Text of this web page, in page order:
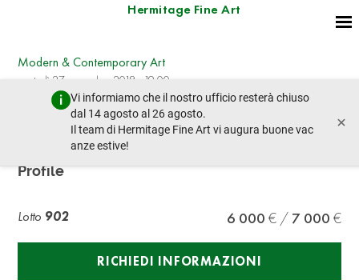
Hermitage Fine Art
Vi informiamo che il nostro ufficio resterà chiuso
dal 14 agosto al 26 agosto.
Il team di Hermitage Fine Art vi augura buone vac
anze estive!
×
Modern & Contemporary Art
martedì 27 novembre 2018 - 19:00
lotto precedente lotto prossimo
RENATO BERTELLI (1900-1974) Continuous
Profile
Lotto 902 6 000 7 000
RICHIEDI INFORMAZIONI